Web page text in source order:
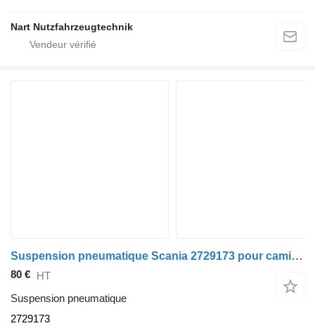
Nart Nutzfahrzeugtechnik
Suspension pneumatique Scania 2729173 pour camion Scania R440
80 € HT
Suspension pneumatique
2729173